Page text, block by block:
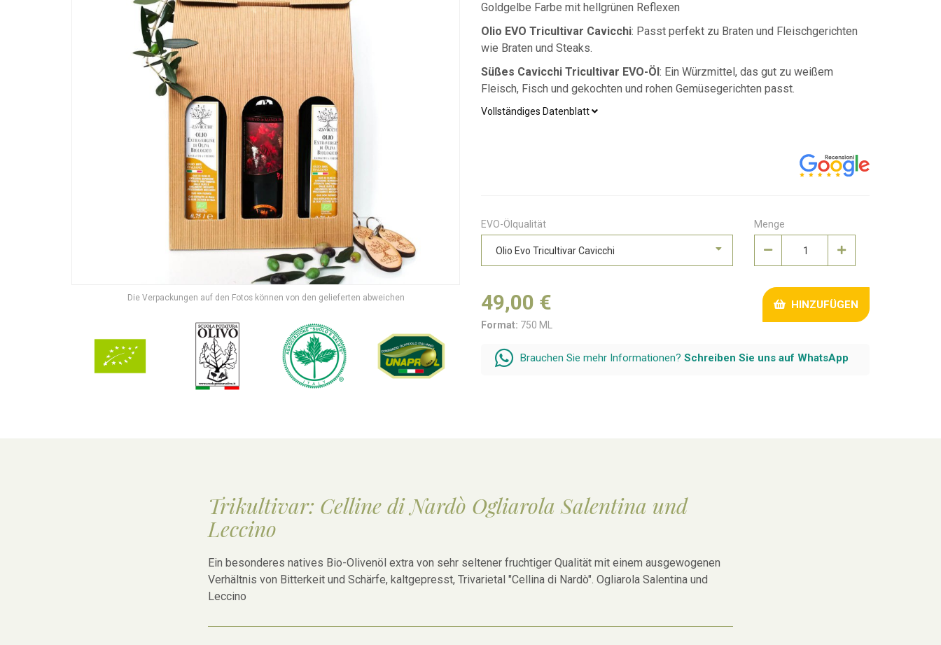
Die Verpackungen auf den Fotos können von den gelieferten abweichen
Goldgelbe Farbe mit hellgrünen Reflexen
Olio EVO Tricultivar Cavicchi: Passt perfekt zu Braten und Fleischgerichten
wie Braten und Steaks.
Süßes Cavicchi Tricultivar EVO-Öl : Ein Würzmittel, das gut zu weißem
Fleisch, Fisch und gekochten und rohen Gemüsegerichten passt.
Vollständiges Datenblatt
EVO-Ölqualität Menge
49,00 €
Format: 750 ML
HINZUFÜGEN
Brauchen Sie mehr Informationen? Schreiben Sie uns auf WhatsApp
Trikultivar: Celline di Nardò Ogliarola Salentina und
Leccino
Ein besonderes natives Bio-Olivenöl extra von sehr seltener fruchtiger Qualität mit einem ausgewogenen
Verhältnis von Bitterkeit und Schärfe, kaltgepresst, Trivarietal "Cellina di Nardò". Ogliarola Salentina und
Leccino